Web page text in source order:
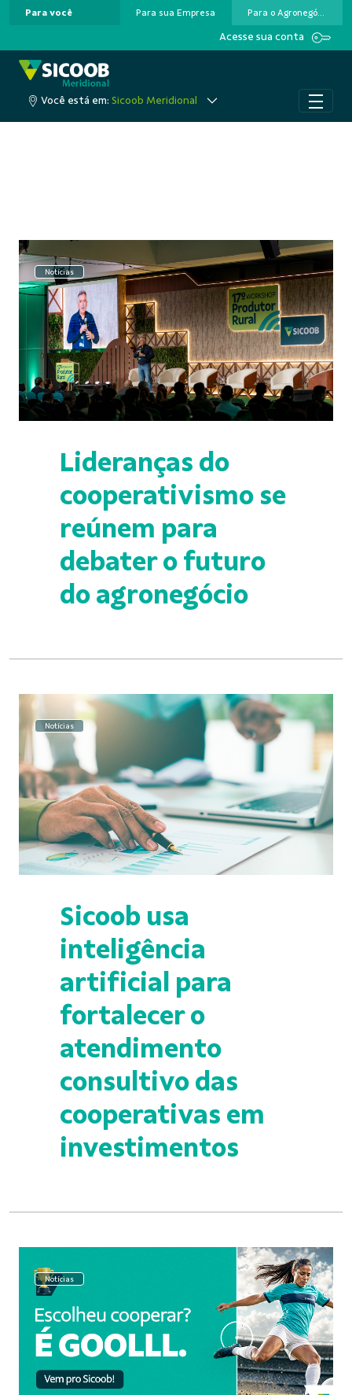
Pular para o Conteúdo principal
Para você Para sua Empresa Para o Agronegócio
Acesse sua conta
Você está em: Sicoob Meridional
Notícias
Lideranças do
cooperativismo se
reúnem para
debater o futuro
do agronegócio
Notícias
Sicoob usa
inteligência
artificial para
fortalecer o
atendimento
consultivo das
cooperativas em
investimentos
Notícias